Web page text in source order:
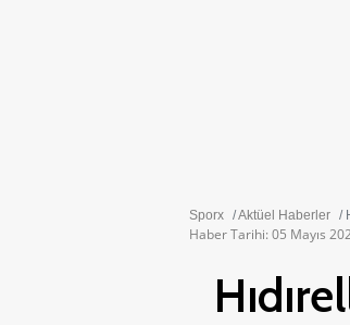
Sporx Aktüel Haberler
Haber Tarihi: 05 Mayıs